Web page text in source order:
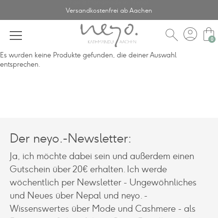
Versandkostenfrei ab Aachen
search account_circle shopping_bag
Es wurden keine Produkte gefunden, die deiner Auswahl
entsprechen.
Der neyo.-Newsletter:
Ja, ich möchte dabei sein und außerdem einen
Gutschein über 20€ erhalten. Ich werde
wöchentlich per Newsletter - Ungewöhnliches
und Neues über Nepal und neyo. -
Wissenswertes über Mode und Cashmere - als